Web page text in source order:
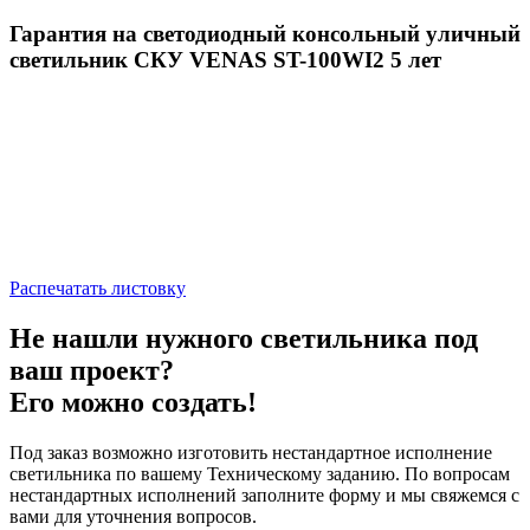
Гарантия на светодиодный консольный уличный
светильник СКУ VENAS ST-100WI2 5 лет
Распечатать листовку
Не нашли нужного светильника под
ваш проект?
Его можно создать!
Под заказ возможно изготовить нестандартное исполнение
светильника по вашему Техническому заданию. По вопросам
нестандартных исполнений заполните форму и мы свяжемся с
вами для уточнения вопросов.